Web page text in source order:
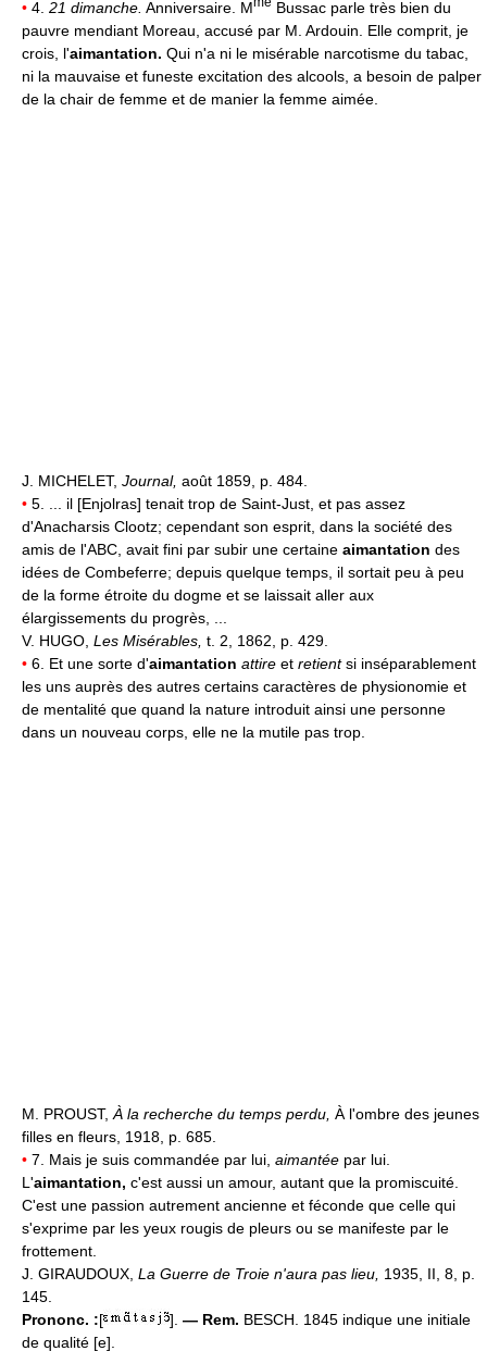
• 4. 21 dimanche. Anniversaire. M
Bussac parle très bien du
pauvre mendiant Moreau, accusé par M. Ardouin. Elle comprit, je
crois, l'aimantation. Qui n'a ni le misérable narcotisme du tabac,
ni la mauvaise et funeste excitation des alcools, a besoin de palper
de la chair de femme et de manier la femme aimée.
J. MICHELET, Journal, août 1859, p. 484.
• 5. ... il [Enjolras] tenait trop de Saint-Just, et pas assez
d'Anacharsis Clootz; cependant son esprit, dans la société des
amis de l'ABC, avait fini par subir une certaine aimantation des
idées de Combeferre; depuis quelque temps, il sortait peu à peu
de la forme étroite du dogme et se laissait aller aux
élargissements du progrès, ...
V. HUGO, Les Misérables, t. 2, 1862, p. 429.
• 6. Et une sorte d'aimantation attire et retientsi inséparablement
les uns auprès des autres certains caractères de physionomie et
de mentalité que quand la nature introduit ainsi une personne
dans un nouveau corps, elle ne la mutile pas trop.
M. PROUST, À la recherche du temps perdu, À l'ombre des jeunes
filles en fleurs, 1918, p. 685.
• 7. Mais je suis commandée par lui, aimantée par lui.
L'aimantation, c'est aussi un amour, autant que la promiscuité.
C'est une passion autrement ancienne et féconde que celle qui
s'exprime par les yeux rougis de pleurs ou se manifeste par le
frottement.
J. GIRAUDOUX, La Guerre de Troie n'aura pas lieu, 1935, II, 8, p.
145.
Prononc. :[ ]. — Rem. BESCH. 1845 indique une initiale
de qualité [e].